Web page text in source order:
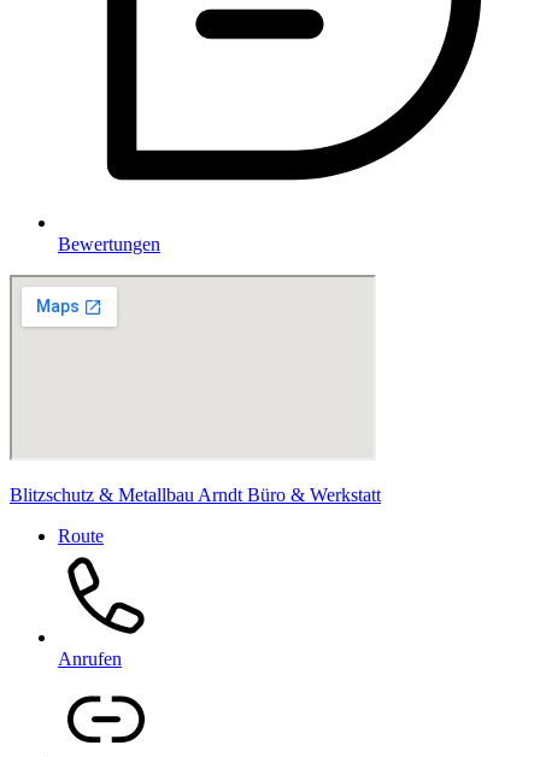
Bewertungen
Blitzschutz & Metallbau Arndt Büro & Werkstatt
Route
Anrufen